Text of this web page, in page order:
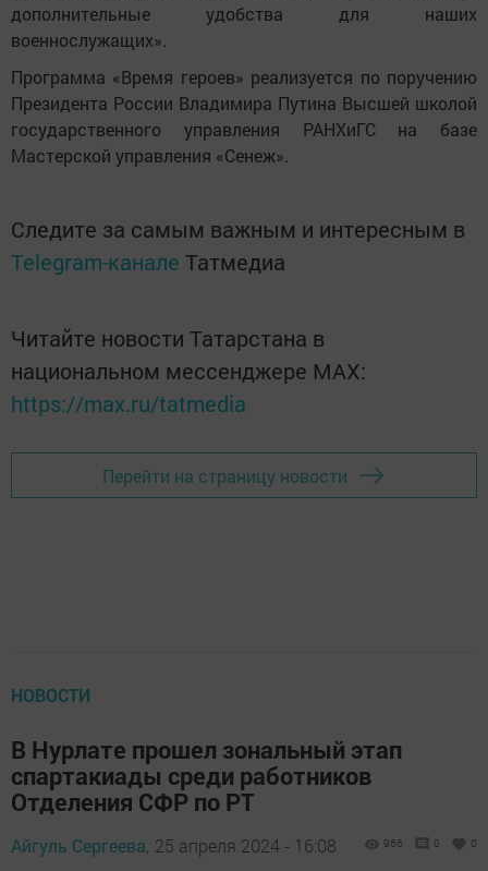
дополнительные удобства для наших
военнослужащих».
Программа «Время героев» реализуется по поручению
Президента России Владимира Путина Высшей школой
государственного управления РАНХиГС на базе
Мастерской управления «Сенеж».
Следите за самым важным и интересным в
Telegram-канале Татмедиа
Читайте новости Татарстана в
национальном мессенджере MАХ:
https://max.ru/tatmedia
Перейти на страницу новости
НОВОСТИ
В Нурлате прошел зональный этап
спартакиады среди работников
Отделения СФР по РТ
Айгуль Сергеева, 25 апреля 2024 - 16:08 966 0 0